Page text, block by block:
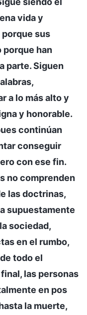
vida y
porque sus
porque han
parte. Siguen
a lo más alto y
y honorable.
continúan
conseguir
con ese fin.
no comprenden
las doctrinas,
supuestamente
sociedad,
en el rumbo,
todo el
las personas
en pos
la muerte,